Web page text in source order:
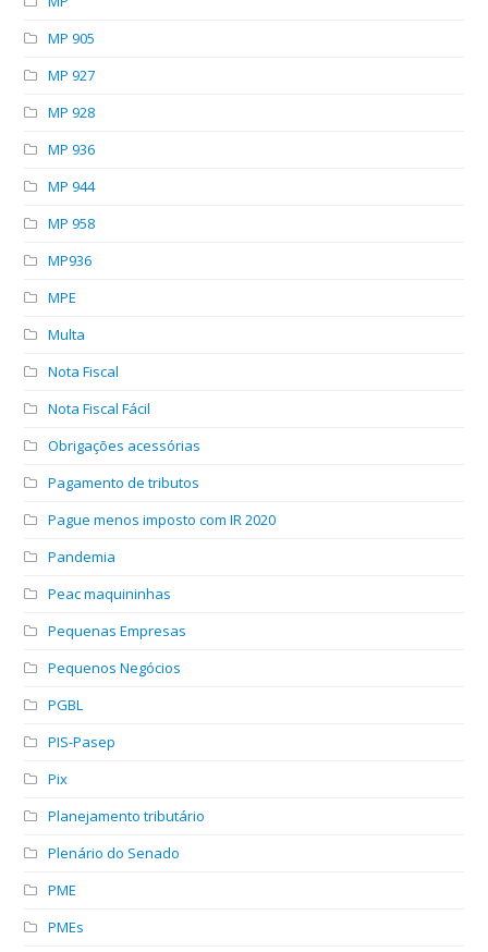
MP 905
MP 927
MP 928
MP 936
MP 944
MP 958
MP936
MPE
Multa
Nota Fiscal
Nota Fiscal Fácil
Obrigações acessórias
Pagamento de tributos
Pague menos imposto com IR 2020
Pandemia
Peac maquininhas
Pequenas Empresas
Pequenos Negócios
PGBL
PIS-Pasep
Pix
Planejamento tributário
Plenário do Senado
PME
PMEs